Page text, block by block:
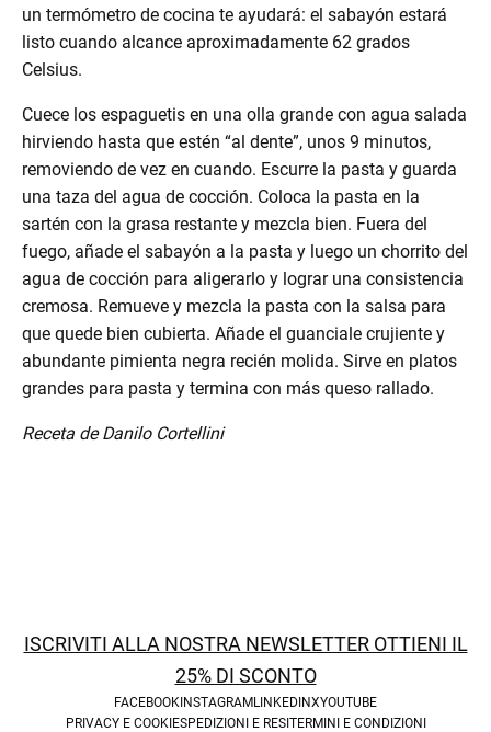
un termómetro de cocina te ayudará: el sabayón estará
listo cuando alcance aproximadamente 62 grados
Celsius.
Cuece los espaguetis en una olla grande con agua salada
hirviendo hasta que estén “al dente”, unos 9 minutos,
removiendo de vez en cuando. Escurre la pasta y guarda
una taza del agua de cocción. Coloca la pasta en la
sartén con la grasa restante y mezcla bien. Fuera del
fuego, añade el sabayón a la pasta y luego un chorrito del
agua de cocción para aligerarlo y lograr una consistencia
cremosa. Remueve y mezcla la pasta con la salsa para
que quede bien cubierta. Añade el guanciale crujiente y
abundante pimienta negra recién molida. Sirve en platos
grandes para pasta y termina con más queso rallado.
Receta de Danilo Cortellini
ISCRIVITI ALLA NOSTRA NEWSLETTER OTTIENI IL
25% DI SCONTO
FACEBOOKINSTAGRAMLINKEDINXYOUTUBE
PRIVACY E COOKIESPEDIZIONI E RESITERMINI E CONDIZIONI